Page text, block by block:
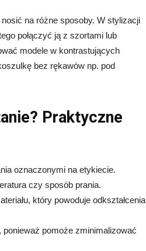
na różne sposoby. W stylizacji
połączyć ją z szortami lub
modele w kontrastujących
bez rękawów np. pod
Praktyczne
oznaczonymi na etykiecie.
czy sposób prania.
który powoduje odkształcenia
ponieważ pomoże zminimalizować